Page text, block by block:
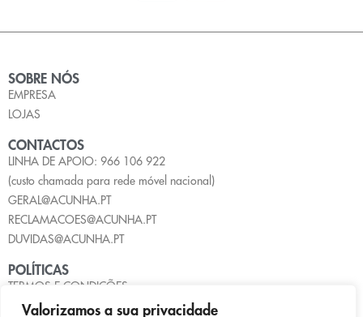
Valorizamos a sua privacidade
SOBRE NÓS
EMPRESA
LOJAS
CONTACTOS
LINHA DE APOIO: 966 106 922
(custo chamada para rede móvel nacional)
GERAL@ACUNHA.PT
RECLAMACOES@ACUNHA.PT
DUVIDAS@ACUNHA.PT
POLÍTICAS
TERMOS E CONDIÇÕES
POLÍTICA DE PRIVACIDADE